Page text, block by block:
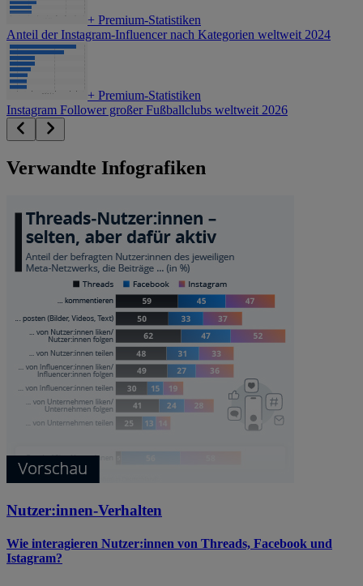
+ Premium-Statistiken
Anteil der Instagram-Influencer nach Kategorien weltweit 2024
+ Premium-Statistiken
Instagram Follower großer Fußballclubs weltweit 2026
Verwandte Infografiken
Nutzer:innen-Verhalten
Wie interagieren Nutzer:innen von Threads, Facebook und
Istagram?